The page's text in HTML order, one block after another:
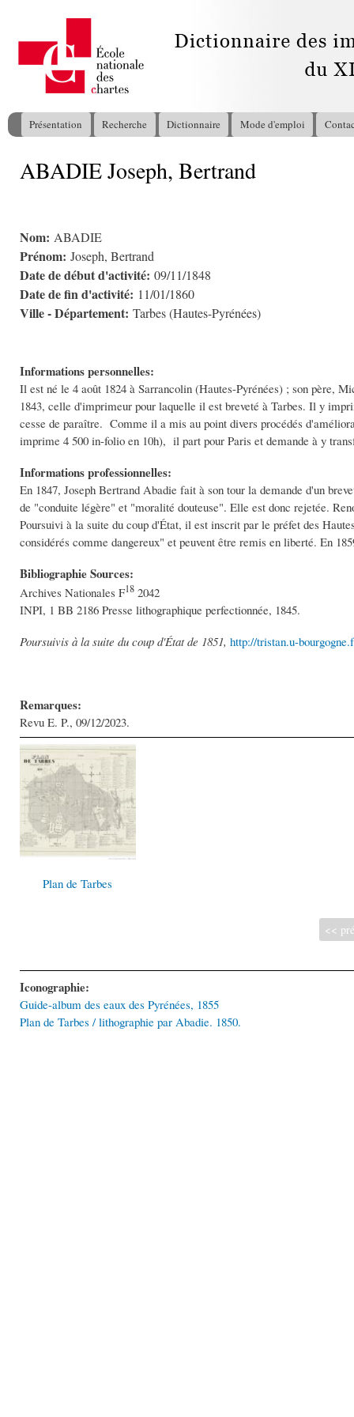
Menu principal
Présentation Recherche Dictionnaire Mode d'emploi
Vous êtes ici
ABADIE Joseph, Bertrand
Nom: ABADIE
Prénom: Joseph, Bertrand
Date de début d'activité: 09/11/1848
Date de fin d'activité: 11/01/1860
Ville - Département: Tarbes (Hautes-Pyrénées)
Informations personnelles:
Il est né le 4 août 1824 à Sarrancolin (Hautes-Pyrénées) ; son père,
1843, celle d'imprimeur pour laquelle il est breveté à Tarbes. Il y
cesse de paraître. Comme il a mis au point divers procédés
imprime 4 500 in-folio en 10h), il part pour Paris et demande à y
Informations professionnelles:
En 1847, Joseph Bertrand Abadie fait à son tour la demande d'un
de "conduite légère" et "moralité douteuse". Elle est donc rejetée.
Poursuivi à la suite du coup d'État, il est inscrit par le préfet des
considérés comme dangereux" et peuvent être remis en liberté. En
Bibliographie Sources:
Archives Nationales F18 2042
INPI, 1 BB 2186 Presse lithographique perfectionnée, 1845.
Poursuivis à la suite du coup d'État de 1851, http://tristan.u-
Remarques:
Revu E. P., 09/12/2023.
Plan de Tarbes
<<
Iconographie:
Guide-album des eaux des Pyrénées, 1855
Plan de Tarbes / lithographie par Abadie. 1850.